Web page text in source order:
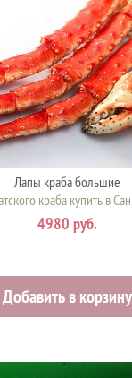
Лапы краба большие
краба купить в
4980 руб.
Добавить в корзину